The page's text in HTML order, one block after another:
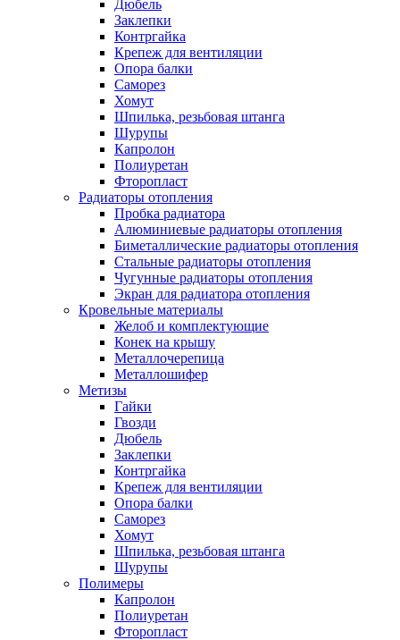
Дюбель
Заклепки
Контргайка
Крепеж для вентиляции
Опора балки
Саморез
Хомут
Шпилька, резьбовая штанга
Шурупы
Капролон
Полиуретан
Фторопласт
Радиаторы отопления
Пробка радиатора
Алюминиевые радиаторы отопления
Биметаллические радиаторы отопления
Стальные радиаторы отопления
Чугунные радиаторы отопления
Экран для радиатора отопления
Кровельные материалы
Желоб и комплектующие
Конек на крышу
Металлочерепица
Металлошифер
Метизы
Гайки
Гвозди
Дюбель
Заклепки
Контргайка
Крепеж для вентиляции
Опора балки
Саморез
Хомут
Шпилька, резьбовая штанга
Шурупы
Полимеры
Капролон
Полиуретан
Фторопласт